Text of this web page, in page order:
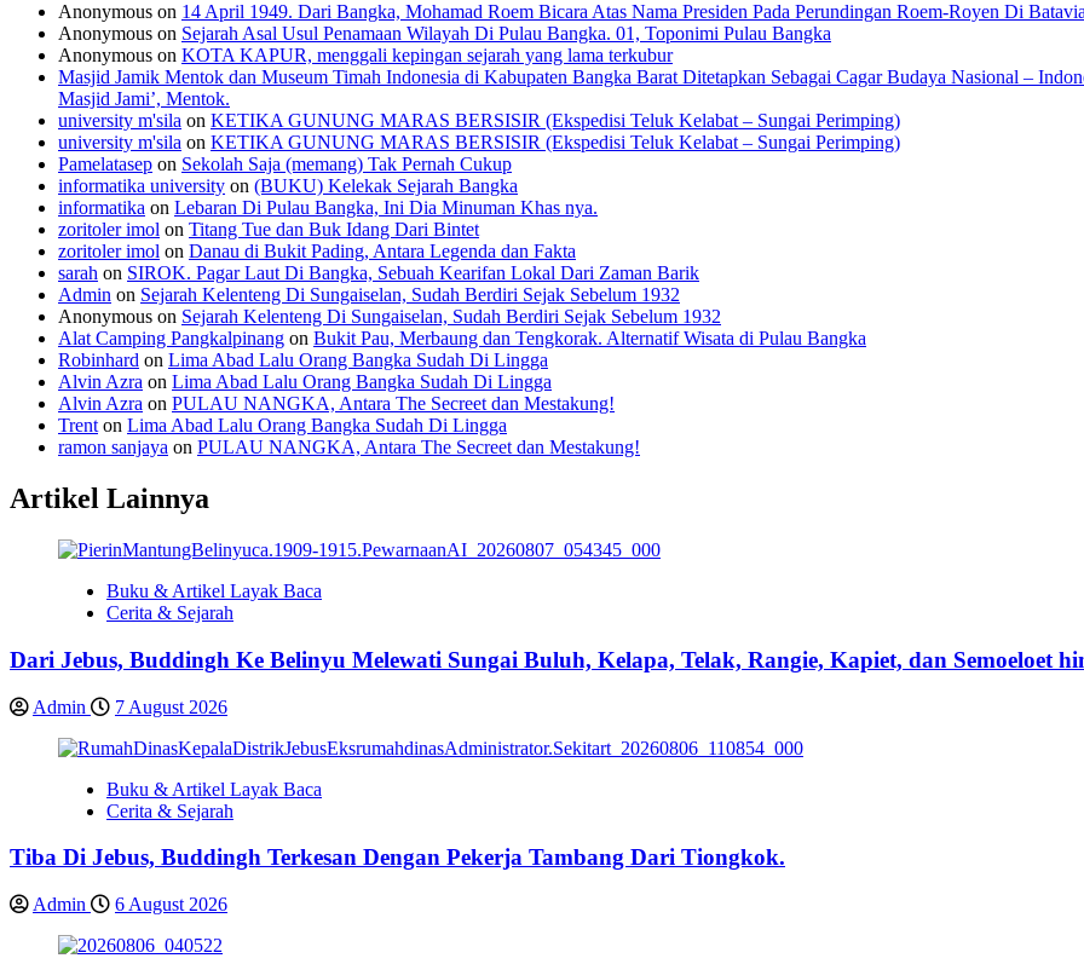
Anonymous on 14 April 1949. Dari Bangka, Mohamad Roem Bicara Atas Nama Presiden Pada Perundingan Roem-Royen Di
Anonymous on Sejarah Asal Usul Penamaan Wilayah Di Pulau Bangka. 01, Toponimi Pulau Bangka
Anonymous on KOTA KAPUR, menggali kepingan sejarah yang lama terkubur
Masjid Jamik Mentok dan Museum Timah Indonesia di Kabupaten Bangka Barat Ditetapkan Sebagai Cagar Budaya Nasional –
Masjid Jami’, Mentok.
university m'sila on KETIKA GUNUNG MARAS BERSISIR (Ekspedisi Teluk Kelabat – Sungai Perimping)
university m'sila on KETIKA GUNUNG MARAS BERSISIR (Ekspedisi Teluk Kelabat – Sungai Perimping)
Pamelatasep on Sekolah Saja (memang) Tak Pernah Cukup
informatika university on (BUKU) Kelekak Sejarah Bangka
informatika on Lebaran Di Pulau Bangka, Ini Dia Minuman Khas nya.
zoritoler imol on Titang Tue dan Buk Idang Dari Bintet
zoritoler imol on Danau di Bukit Pading, Antara Legenda dan Fakta
sarah on SIROK. Pagar Laut Di Bangka, Sebuah Kearifan Lokal Dari Zaman Barik
Admin on Sejarah Kelenteng Di Sungaiselan, Sudah Berdiri Sejak Sebelum 1932
Anonymous on Sejarah Kelenteng Di Sungaiselan, Sudah Berdiri Sejak Sebelum 1932
Alat Camping Pangkalpinang on Bukit Pau, Merbaung dan Tengkorak. Alternatif Wisata di Pulau Bangka
Robinhard on Lima Abad Lalu Orang Bangka Sudah Di Lingga
Alvin Azra on Lima Abad Lalu Orang Bangka Sudah Di Lingga
Alvin Azra on PULAU NANGKA, Antara The Secreet dan Mestakung!
Trent on Lima Abad Lalu Orang Bangka Sudah Di Lingga
ramon sanjaya on PULAU NANGKA, Antara The Secreet dan Mestakung!
Artikel Lainnya
Buku & Artikel Layak Baca
Cerita & Sejarah
Dari Jebus, Buddingh Ke Belinyu Melewati Sungai Buluh, Kelapa, Telak, Rangie, Kapiet, dan Semoeloet
Admin 7 August 2026
Buku & Artikel Layak Baca
Cerita & Sejarah
Tiba Di Jebus, Buddingh Terkesan Dengan Pekerja Tambang Dari Tiongkok.
Admin 6 August 2026